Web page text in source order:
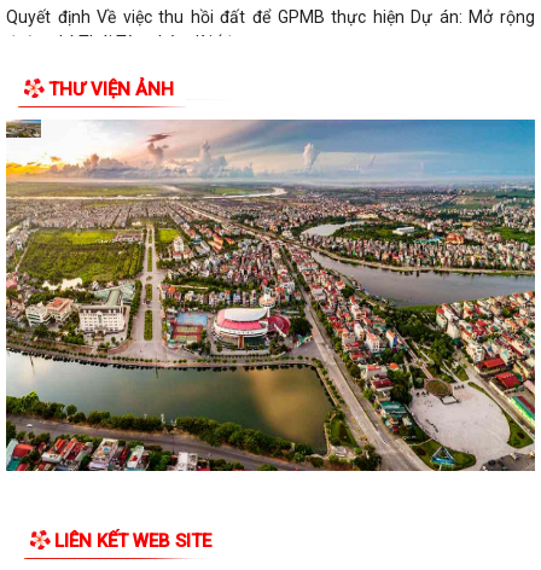
Quyết định Về việc thu hồi đất để GPMB thực hiện Dự án: Mở rộng
đường Lý Thái Tông kéo dài (đoạn...
Quyết định Về việc thu hồi đất để GPMB thực hiện Dự án: Mở rộng
đường Lý Thái Tông kéo dài (đoạn...
Quyết định Về việc thu hồi đất để GPMB thực hiện Dự án: Mở rộng
đường Lý Thái Tông kéo dài (đoạn...
Quyết định Về việc thu hồi đất để GPMB thực hiện Dự án: Mở rộng
đường Lý Thái Tông kéo dài (đoạn...
Quyết định Về việc thu hồi đất để GPMB thực hiện Dự án: Mở rộng
đường Lý Thái Tông kéo dài (đoạn từ...
Quyết định Về việc thu hồi đất để GPMB thực hiện Dự án: Mở rộng
đường Lý Thái Tông kéo dài (đoạn từ...
Quyết định Về việc thu hồi đất để GPMB thực hiện Dự án: Mở rộng
Quyết định Về việc thu hồi đất để GPMB thực hiện Dự án: Mở rộng
THƯ VIỆN ẢNH
LIÊN KẾT WEB SITE